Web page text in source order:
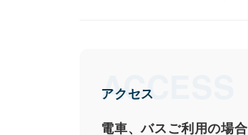
アクセス
電車、バスご利用の場合